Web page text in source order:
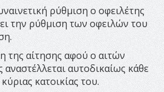
ρύθμιση ο οφειλέτης
την ρύθμιση των οφειλών του
της αίτησης αφού ο αιτών
αναστέλλεται αυτοδικαίως κάθε
κατοικίας του.